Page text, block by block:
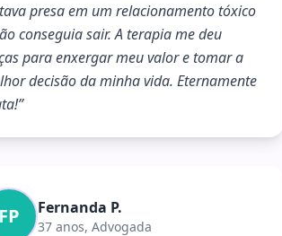
presa em um relacionamento tóxico
conseguia sair. A terapia me deu
para enxergar meu valor e tomar a
decisão da minha vida. Eternamente
”
FP Fernanda P.
37 anos, Advogada